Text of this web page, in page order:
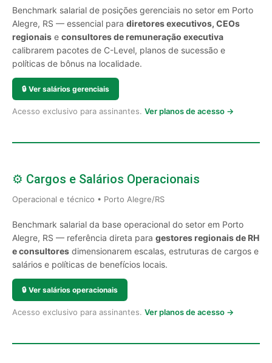
Benchmark salarial de posições gerenciais no setor em Porto
Alegre, RS — essencial para diretores executivos, CEOs
regionais e consultores de remuneração executiva
calibrarem pacotes de C-Level, planos de sucessão e
políticas de bônus na localidade.
🔒 Ver salários gerenciais
Acesso exclusivo para assinantes. Ver planos de acesso →
⚙️ Cargos e Salários Operacionais
Operacional e técnico • Porto Alegre/RS
Benchmark salarial da base operacional do setor em Porto
Alegre, RS — referência direta para gestores regionais de RH
e consultores dimensionarem escalas, estruturas de cargos e
salários e políticas de benefícios locais.
🔒 Ver salários operacionais
Acesso exclusivo para assinantes. Ver planos de acesso →